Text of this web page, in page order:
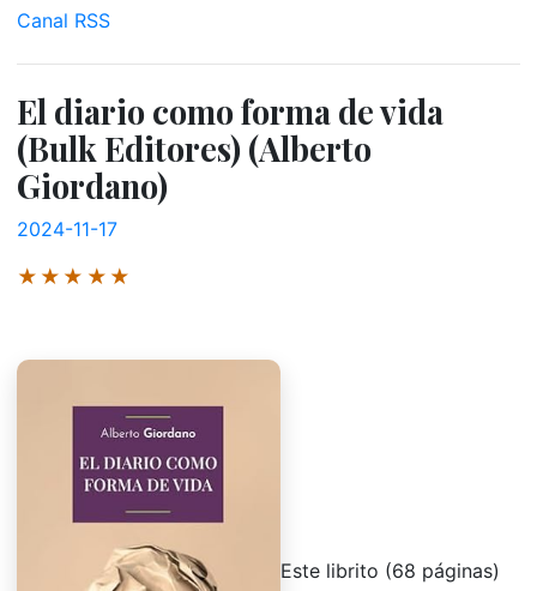
Canal RSS
El diario como forma de vida
(Bulk Editores) (Alberto
Giordano)
2024-11-17
★★★★★
Este librito (68 páginas)